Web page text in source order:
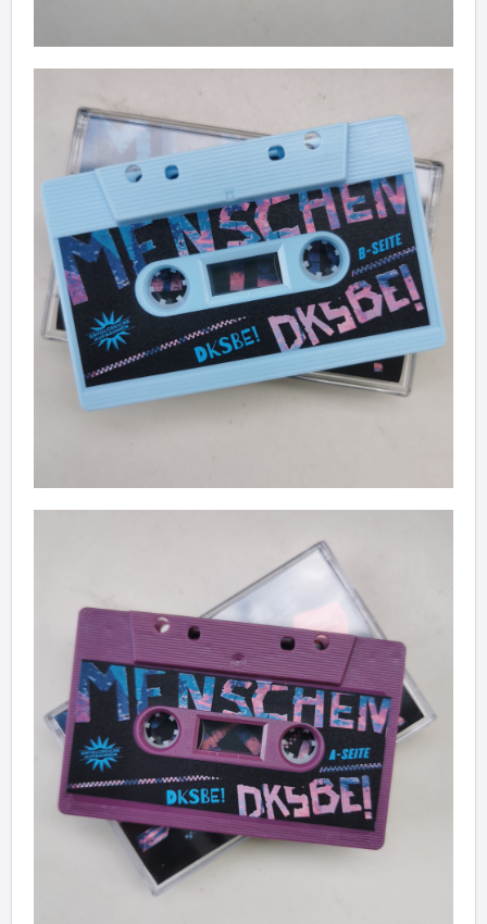
Das Kate Schellenbach Experiment! -
Menschen Tape (limitiert)
Artikel im Warenkorb
Gesamt:€